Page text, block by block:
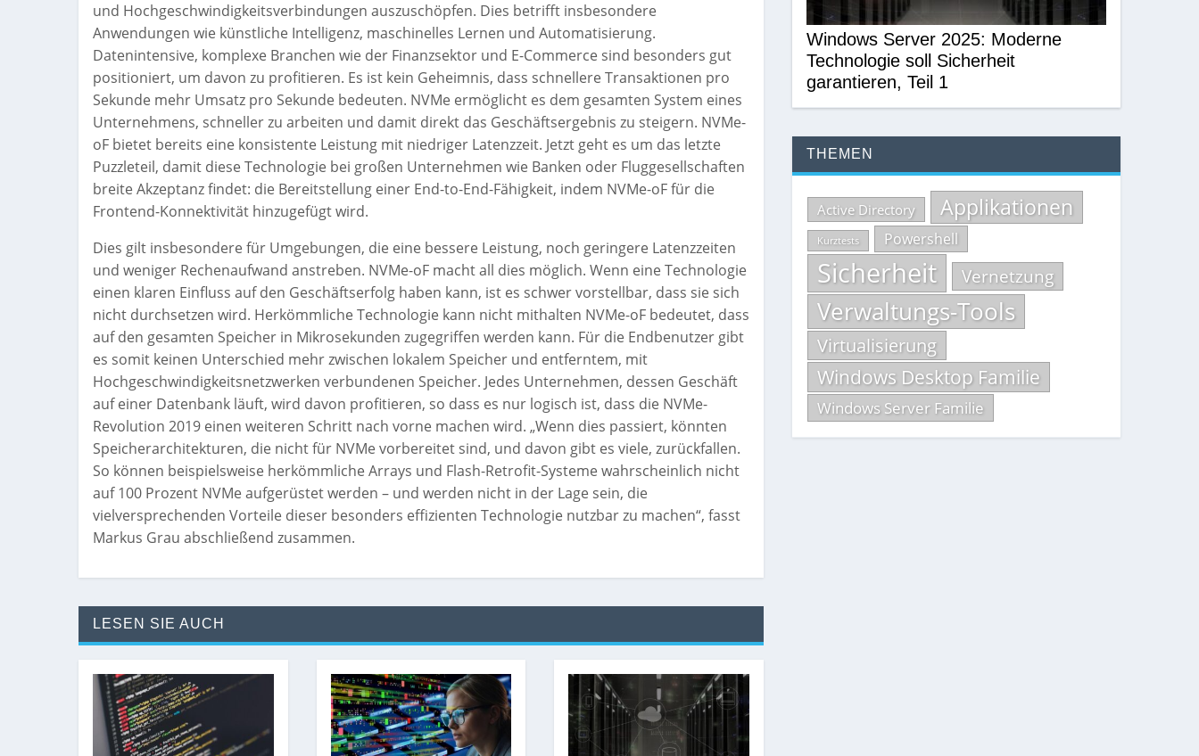
und Hochgeschwindigkeitsverbindungen auszuschöpfen. Dies betrifft insbesondere
Anwendungen wie künstliche Intelligenz, maschinelles Lernen und Automatisierung.
Datenintensive, komplexe Branchen wie der Finanzsektor und E-Commerce sind besonders gut
positioniert, um davon zu profitieren. Es ist kein Geheimnis, dass schnellere Transaktionen pro
Sekunde mehr Umsatz pro Sekunde bedeuten. NVMe ermöglicht es dem gesamten System eines
Unternehmens, schneller zu arbeiten und damit direkt das Geschäftsergebnis zu steigern. NVMe-
oF bietet bereits eine konsistente Leistung mit niedriger Latenzzeit. Jetzt geht es um das letzte
Puzzleteil, damit diese Technologie bei großen Unternehmen wie Banken oder Fluggesellschaften
breite Akzeptanz findet: die Bereitstellung einer End-to-End-Fähigkeit, indem NVMe-oF für die
Frontend-Konnektivität hinzugefügt wird.
Dies gilt insbesondere für Umgebungen, die eine bessere Leistung, noch geringere Latenzzeiten
und weniger Rechenaufwand anstreben. NVMe-oF macht all dies möglich. Wenn eine Technologie
einen klaren Einfluss auf den Geschäftserfolg haben kann, ist es schwer vorstellbar, dass sie sich
nicht durchsetzen wird. Herkömmliche Technologie kann nicht mithalten NVMe-oF bedeutet, dass
auf den gesamten Speicher in Mikrosekunden zugegriffen werden kann. Für die Endbenutzer gibt
es somit keinen Unterschied mehr zwischen lokalem Speicher und entferntem, mit
Hochgeschwindigkeitsnetzwerken verbundenen Speicher. Jedes Unternehmen, dessen Geschäft
auf einer Datenbank läuft, wird davon profitieren, so dass es nur logisch ist, dass die NVMe-
Revolution 2019 einen weiteren Schritt nach vorne machen wird. „Wenn dies passiert, könnten
Speicherarchitekturen, die nicht für NVMe vorbereitet sind, und davon gibt es viele, zurückfallen.
So können beispielsweise herkömmliche Arrays und Flash-Retrofit-Systeme wahrscheinlich nicht
auf 100 Prozent NVMe aufgerüstet werden – und werden nicht in der Lage sein, die
vielversprechenden Vorteile dieser besonders effizienten Technologie nutzbar zu machen“, fasst
Markus Grau abschließend zusammen.
LESEN SIE AUCH
Windows Server 2025: Moderne
Technologie soll Sicherheit
garantieren, Teil 1
THEMEN
Active Directory Applikationen
Kurztests Powershell
Sicherheit Vernetzung
Verwaltungs-Tools
Virtualisierung
Windows Desktop Familie
Windows Server Familie